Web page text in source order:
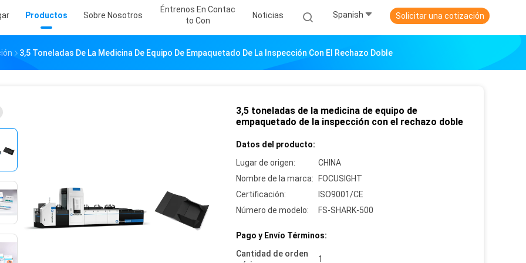
Productos Sobre Nosotros
Éntrenos En Contac
To Con
Noticias Spanish Solicitar una cotización
3,5 Toneladas De La Medicina De Equipo De Empaquetado De La Inspección Con El Rechazo Doble
3,5 toneladas de la medicina de equipo de
empaquetado de la inspección con el rechazo doble
Datos del producto:
Lugar de origen:
CHINA
Nombre de la marca:
FOCUSIGHT
Certificación:
ISO9001/CE
Número de modelo:
FS-SHARK-500
Pago y Envío Términos:
Cantidad de orden
1